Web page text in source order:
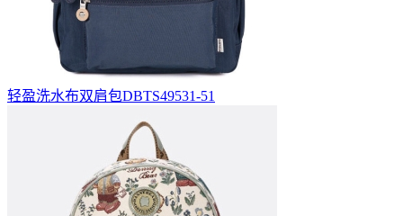
轻盈洗水布双肩包DBTS49531-51